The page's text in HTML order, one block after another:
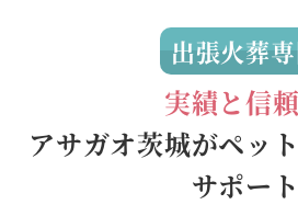
出張火葬
実績と信頼
アサガオ茨城がペッ
サポート